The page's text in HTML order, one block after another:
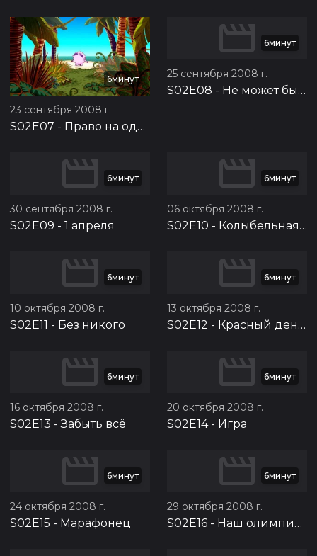
6минут
23 сентября 2008 г.
S02E07 - Право на одиночество
6минут
25 сентября 2008 г.
S02E08 - Не может быть
6минут
30 сентября 2008 г.
S02E09 - 1 апреля
6минут
06 октября 2008 г.
S02E10 - Колыбельная для Ёжика
6минут
10 октября 2008 г.
S02E11 - Без никого
6минут
13 октября 2008 г.
S02E12 - Красный день календаря
6минут
16 октября 2008 г.
S02E13 - Забыть всё
6минут
20 октября 2008 г.
S02E14- Игра
6минут
24 октября 2008 г.
S02E15 - Марафонец
6минут
29 октября 2008 г.
S02E16 - Наш олимпийский чемпион